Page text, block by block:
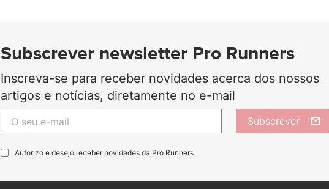
Subscrever newsletter Pro Runners
Inscreva-se para receber novidades acerca dos nossos
artigos e notícias, diretamente no e-mail
Autorizo e desejo receber novidades da Pro Runners
Subscrever